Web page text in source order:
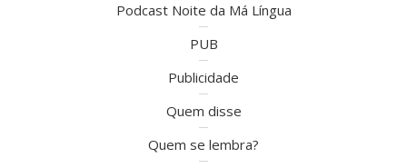
Podcast Noite da Má Língua
PUB
Publicidade
Quem disse
Quem se lembra?